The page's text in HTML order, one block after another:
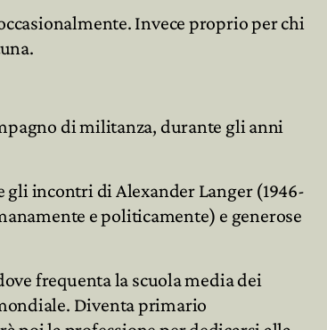

Invece proprio per chi
di militanza, durante gli anni
incontri di Alexander Langer (1946-
e politicamente) e generose
frequenta la scuola media dei
Diventa primario